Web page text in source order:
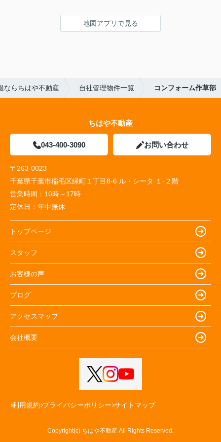
地図アプリで見る
ならちはや不動産 自社管理物件一覧 コンフォーム作草部
ちはや不動産
043-400-3090 お問い合わせ
〒263-0023
千葉県千葉市稲毛区緑町１丁目8-6 ル・シータ １-２階
営業時間： 10時～17時
定休日： 年中無休
トップページ
スタッフ
お客様の声
ブログ
アクセスマップ
会社概要
利用規約 プライバシーポリシー サイトマップ
Copyright(c) ちはや不動産 All Rights Reserved.